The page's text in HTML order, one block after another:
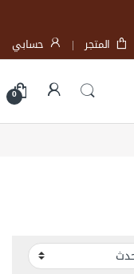
المتجر حسابي
0